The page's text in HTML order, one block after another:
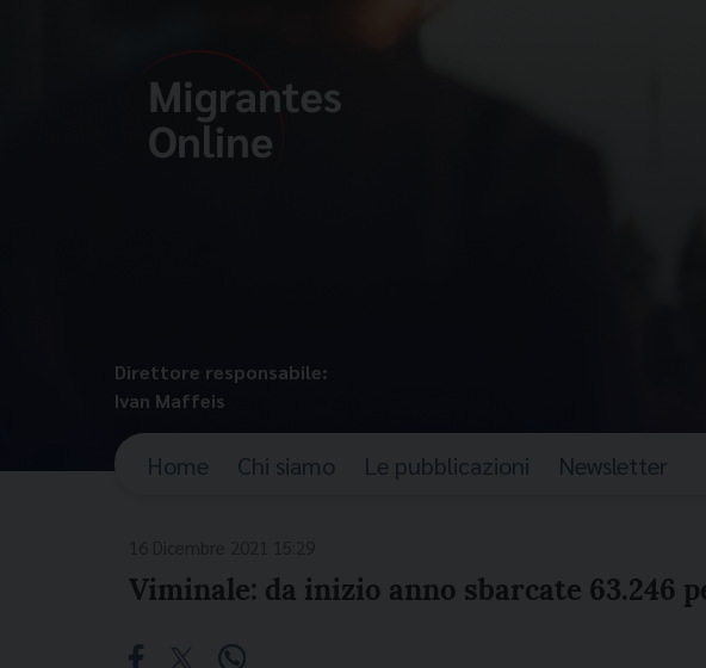
Direttore responsabile:
Ivan Maffeis
Home Chi siamo Le pubblicazioni Newsletter
Viminale: da inizio anno sbarcate 63.246